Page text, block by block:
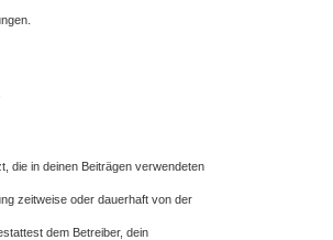
die in deinen Beiträgen verwendeten
zeitweise oder dauerhaft von der
dem Betreiber, dein